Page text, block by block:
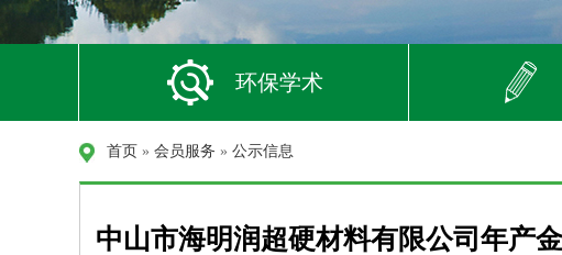
环保学术
首页 » 会员服务 » 公示信息
中山市海明润超硬材料有限公司年产